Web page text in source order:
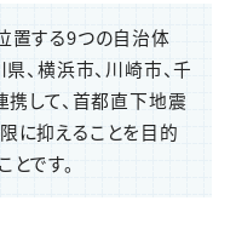
置する9つの自治体
、横浜市、川崎市、千
携して、首都直下地震
に抑えることを目的
です。